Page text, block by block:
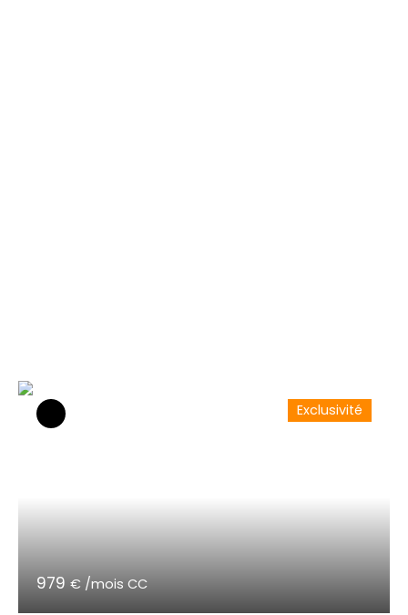
979 € /mois CC
Exclusivité